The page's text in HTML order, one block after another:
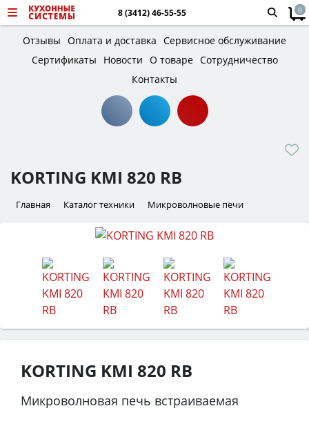
8 (3412) 46-55-55 0
Отзывы Оплата и доставка Сервисное обслуживание
Сертификаты
Новости О товаре Сотрудничество
Контакты
KORTING KMI 820 RB
Главная Каталог техники Микроволновые печи
KORTING KMI 820 RB
Микроволновая печь встраиваемая